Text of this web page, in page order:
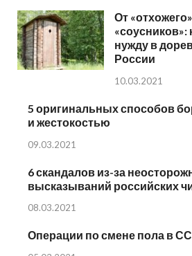
От
«соусников»:
нужду в
России
10.03.2021
5 оригинальных способов
и жестокостью
09.03.2021
6 скандалов из-за
высказываний российских
08.03.2021
Операции по смене пола в